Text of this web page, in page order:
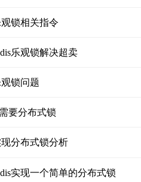
锁相关指令
乐观锁解决超卖
锁问题
要分布式锁
现分布式锁分析
实现一个简单的分布式锁